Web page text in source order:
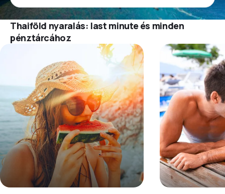
Thaiföld nyaralás: last minute és minden
pénztárcához